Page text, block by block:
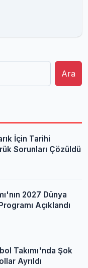
Ara
İçin Tarihi
Sorunları Çözüldü
2027 Dünya
Açıklandı
Takımı'nda Şok
Ayrıldı